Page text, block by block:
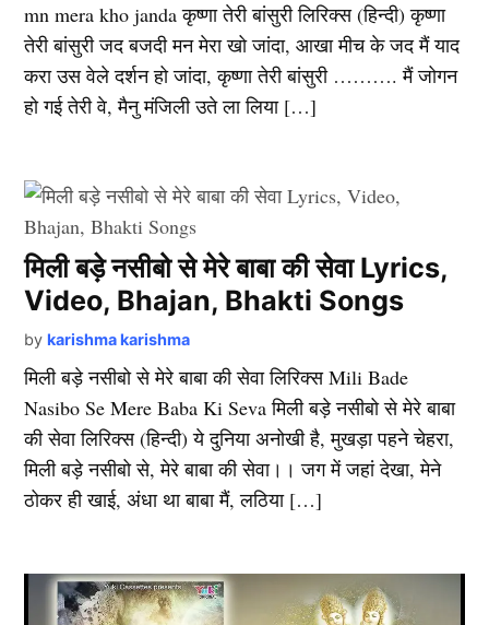
mn mera kho janda कृष्णा तेरी बांसुरी लिरिक्स (हिन्दी) कृष्णा
तेरी बांसुरी जद बजदी मन मेरा खो जांदा, आखा मीच के जद मैं याद
करा उस वेले दर्शन हो जांदा, कृष्णा तेरी बांसुरी ………. मैं जोगन
हो गई तेरी वे, मैनु मंजिली उते ला लिया […]
मिली बड़े नसीबो से मेरे बाबा की सेवा Lyrics,
Video, Bhajan, Bhakti Songs
by karishma karishma
मिली बड़े नसीबो से मेरे बाबा की सेवा लिरिक्स Mili Bade
Nasibo Se Mere Baba Ki Seva मिली बड़े नसीबो से मेरे बाबा
की सेवा लिरिक्स (हिन्दी) ये दुनिया अनोखी है, मुखड़ा पहने चेहरा,
मिली बड़े नसीबो से, मेरे बाबा की सेवा।। जग में जहां देखा, मेने
ठोकर ही खाई, अंधा था बाबा मैं, लठिया […]